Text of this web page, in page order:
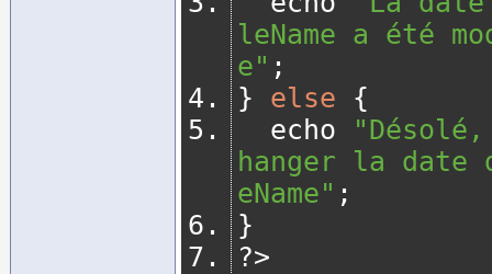
leName a été
e" ;
}
else
{
	echo
hanger la date
eName" ;
}
?>